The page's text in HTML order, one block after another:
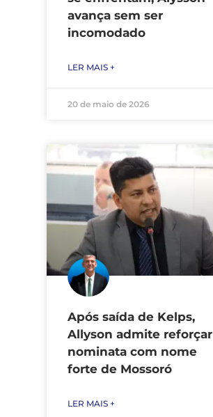
avança sem ser
incomodado
LER MAIS +
20 de maio de 2026
Após saída de Kelps,
Allyson admite reforçar
nominata com nome
forte de Mossoró
LER MAIS +